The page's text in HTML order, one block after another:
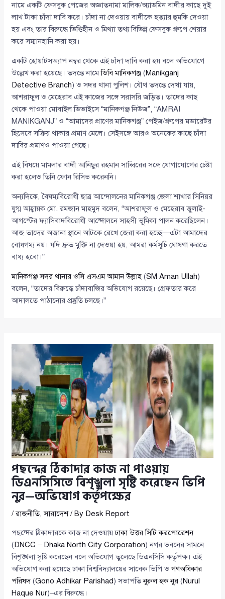
নামে একটি ফেসবুক পেজের অজ্ঞাতনামা মালিক/অ্যাডমিন বাদীর কাছে দুই
লাখ টাকা চাঁদা দাবি করে। চাঁদা না দেওয়ায় বাদীকে হত্যার হুমকি দেওয়া
হয় এবং তার বিরুদ্ধে ভিত্তিহীন ও মিথ্যা তথ্য বিভিন্ন ফেসবুক গ্রুপে শেয়ার
করে সম্মানহানি করা হয়।
একটি হোয়াটসঅ্যাপ নম্বর থেকে এই চাঁদা দাবি করা হয় বলে অভিযোগে
উল্লেখ করা হয়েছে। তদন্তে নামেডিবি মানিকগঞ্জ (Manikganj
Detective Branch) ও সদর থানা পুলিশ। যৌথ তদন্তে দেখা যায়,
আশরাফুল ও মেহেরাব এই কাজের সঙ্গে সরাসরি জড়িত। তাদের কাছ
থেকে পাওয়া মোবাইল ডিভাইসে “মানিকগঞ্জ নিউজ”, “AMRAI
MANIKGANJ” ও “আমাদের প্রাণের মানিকগঞ্জ” পেইজ/গ্রুপের মডারেটর
হিসেবে সক্রিয় থাকার প্রমাণ মেলে। সেইসঙ্গে আরও অনেকের কাছে চাঁদা
দাবির প্রমাণও পাওয়া গেছে।
এই বিষয়ে মামলার বাদী আনিছুর রহমান সাব্বিরের সঙ্গে যোগাযোগের চেষ্টা
করা হলেও তিনি ফোন রিসিভ করেননি।
অন্যদিকে, বৈষম্যবিরোধী ছাত্র আন্দোলনের মানিকগঞ্জ জেলা শাখার সিনিয়র
যুগ্ম আহ্বায়ক মো. রমজান মাহমুদ বলেন, “আশরাফুল ও মেহেরাব জুলাই-
আগস্টের ফ্যাসিবাদবিরোধী আন্দোলনে সাহসী ভূমিকা পালন করেছিলেন।
আজ তাদের অজানা স্থানে আটকে রেখে জেরা করা হচ্ছে—এটা আমাদের
বোধগম্য নয়। যদি দ্রুত মুক্তি না দেওয়া হয়, আমরা কর্মসূচি ঘোষণা করতে
বাধ্য হবো।”
মানিকগঞ্জ সদর থানার ওসি এসএম আমান উল্লাহ (SM Aman Ullah)
বলেন, “তাদের বিরুদ্ধে চাঁদাবাজির অভিযোগ রয়েছে। গ্রেফতার করে
আদালতে পাঠানোর প্রস্তুতি চলছে।”
পছন্দের ঠিকাদার কাজ না পাওয়ায়
ডিএনসিসিতে বিশৃঙ্খলা সৃষ্টি করেছেন ভিপি
নুর—অভিযোগ কর্তৃপক্ষের
/রাজনীতি,সারাদেশ/ By Desk Report
পছন্দের ঠিকাদারকে কাজ না দেওয়ায়ঢাকা উত্তর সিটি করপোরেশন
( DNCC – Dhaka North City Corporation) নগর ভবনের সামনে
বিশৃঙ্খলা সৃষ্টি করেছেন বলে অভিযোগ তুলেছে ডিএনসিসি কর্তৃপক্ষ। এই
অভিযোগ করা হয়েছে ঢাকা বিশ্ববিদ্যালয়ের সাবেক ভিপি ওগণঅধিকার
পরিষদ (Gono Adhikar Parishad) সভাপতিনুরুল হক নুর (Nurul
Haque Nur)–এর বিরুদ্ধে।